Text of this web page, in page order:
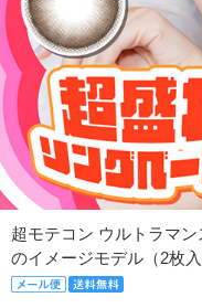
超モテコン ウルトラマ
のイメージモデル（2枚入